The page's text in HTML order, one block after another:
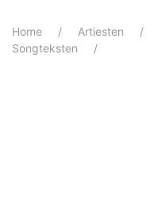
Home Artiesten
Songteksten